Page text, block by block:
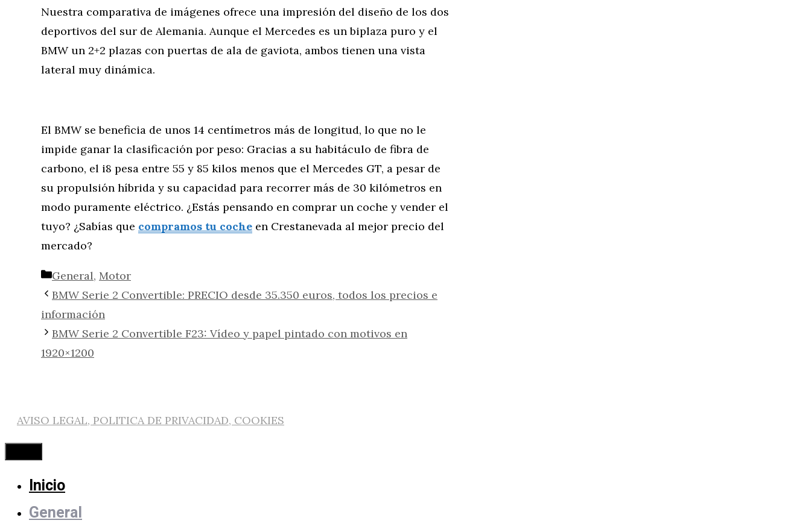
Nuestra comparativa de imágenes ofrece una impresión del diseño de los dos
deportivos del sur de Alemania. Aunque el Mercedes es un biplaza puro y el
BMW un 2+2 plazas con puertas de ala de gaviota, ambos tienen una vista
lateral muy dinámica.
El BMW se beneficia de unos 14 centímetros más de longitud, lo que no le
impide ganar la clasificación por peso: Gracias a su habitáculo de fibra de
carbono, el i8 pesa entre 55 y 85 kilos menos que el Mercedes GT, a pesar de
su propulsión híbrida y su capacidad para recorrer más de 30 kilómetros en
modo puramente eléctrico. ¿Estás pensando en comprar un coche y vender el
tuyo? ¿Sabías que compramos tu coche en Crestanevada al mejor precio del
mercado?
Categorías
General, Motor
BMW Serie 2 Convertible: PRECIO desde 35.350 euros, todos los precios e
información
BMW Serie 2 Convertible F23: Vídeo y papel pintado con motivos en
1920×1200
AVISO LEGAL, POLITICA DE PRIVACIDAD, COOKIES
Cerrar
Inicio
General